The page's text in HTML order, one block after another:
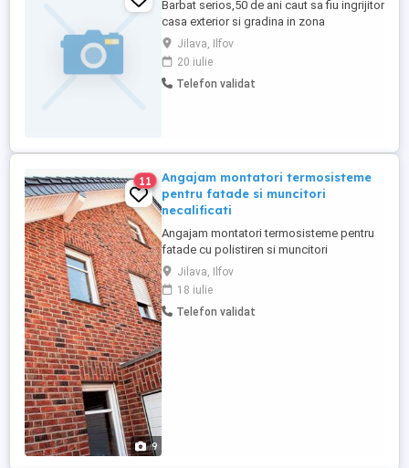
Barbat serios,50 de ani caut sa fiu ingrijitor
casa exterior si gradina in zona
Bucuresti,Ilfov. Am mai lucrat in acest
domeniu,ma pricep la toate uneltele si as
dori cu cazarea inclusa
Jilava, Ilfov
20 iulie
Telefon validat
9
11
Angajam montatori termosisteme
pentru fatade si muncitori
necalificati
Angajam montatori termosisteme pentru
fatade cu polistiren si muncitori
necalificati pentru aceiasi operatiune.
Lucrarile pot fi pe raza judetului Ilfov sau
in tara. Varsta minima trebuie sa fie 25 de
ani si varsta maxima 50 de ani. Pentru
Jilava, Ilfov
18 iulie
Telefon validat